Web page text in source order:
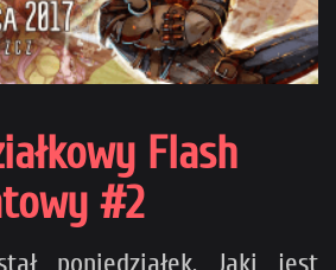
Flash
#2
poniedziałek. Jaki jest